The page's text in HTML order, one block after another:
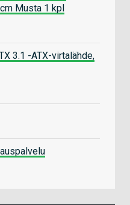
Musta 1 kpl
3.1 -ATX-virtalähde,